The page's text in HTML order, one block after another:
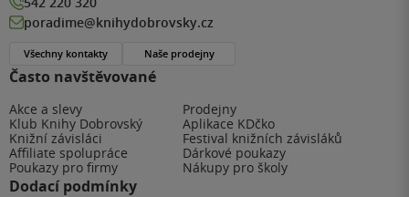
Často navštěvované
Akce a slevy
Prodejny
Klub Knihy Dobrovský
Aplikace KDčko
Knižní závisláci
Festival knižních závisláků
Affiliate spolupráce
Dárkové poukazy
Poukazy pro firmy
Nákupy pro školy
Dodací podmínky
poradime@knihydobrovsky.cz
Všechny kontakty Naše prodejny